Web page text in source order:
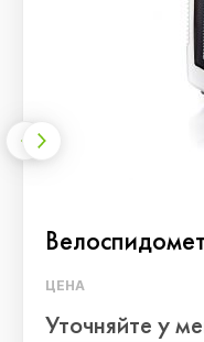
ЦЕНА
Уточняйте у